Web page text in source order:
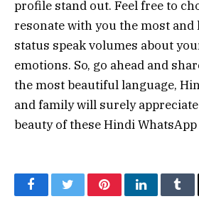
profile stand out. Feel free to
resonate with you the most and
status speak volumes about
emotions. So, go ahead and
the most beautiful language,
and family will surely
beauty of these Hindi
FacebookTwitterPinterestLinkedIn